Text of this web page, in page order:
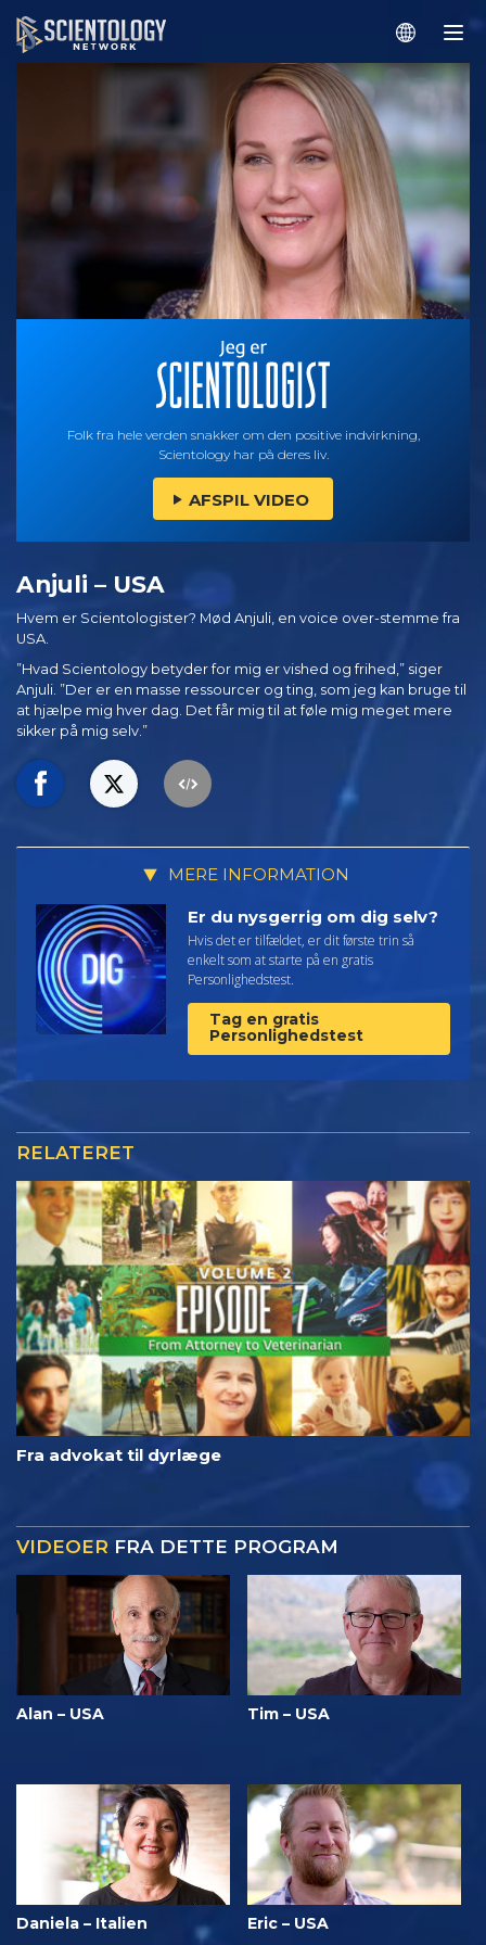
Folk fra hele verden snakker om den positive indvirkning,
Scientology har på deres liv.
AFSPIL VIDEO
Anjuli – USA
Hvem er Scientologister? Mød Anjuli, en voice over-stemme fra
USA.
”Hvad Scientology betyder for mig er vished og frihed,” siger
Anjuli. ”Der er en masse ressourcer og ting, som jeg kan bruge til
at hjælpe mig hver dag. Det får mig til at føle mig meget mere
sikker på mig selv.”
MERE INFORMATION
Er du nysgerrig om dig selv?
Hvis det er tilfældet, er dit første trin så
enkelt som at starte på en gratis
Personlighedstest.
Tag en gratis
Personlighedstest
RELATERET
Fra advokat til dyrlæge
VIDEOER FRA DETTE PROGRAM
Alan – USA Tim – USA
Daniela – Italien Eric – USA